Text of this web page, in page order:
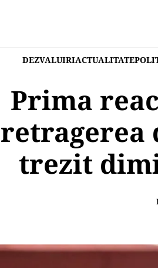
DEZVALUIRIACTUALITATE
Prima
retragerea
trezit